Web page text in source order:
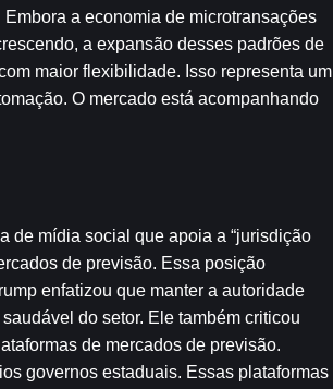
a economia de microtransações
a expansão desses padrões de
maior flexibilidade. Isso representa um
O mercado está acompanhando
de mídia social que apoia a “jurisdição
de previsão. Essa posição
enfatizou que manter a autoridade
do setor. Ele também criticou
de mercados de previsão.
governos estaduais. Essas plataformas